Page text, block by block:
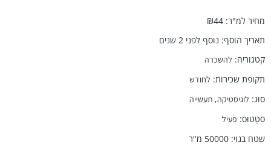
מחיר למ"ר:
₪44
תאריך הוסף: נוסף לפני 2 שנים
קטגוריה: להשכרה
תקופת שכירות: לחודש
סוּג: לוגיסטיקה, תעשייה
סטָטוּס: פעיל
שטח בנוי:
50000 מ"ר